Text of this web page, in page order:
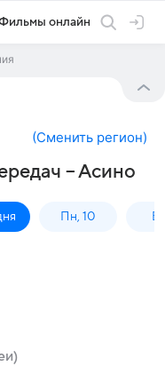
онлайн
(Сменить регион)
– Асино
Пн, 10